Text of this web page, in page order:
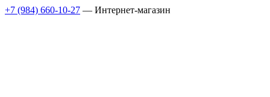
+7 (984) 660-10-27 — Интернет-магазин